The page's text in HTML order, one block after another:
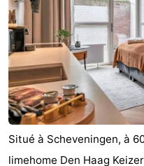
Situé à Scheveningen, à
limehome Den Haag